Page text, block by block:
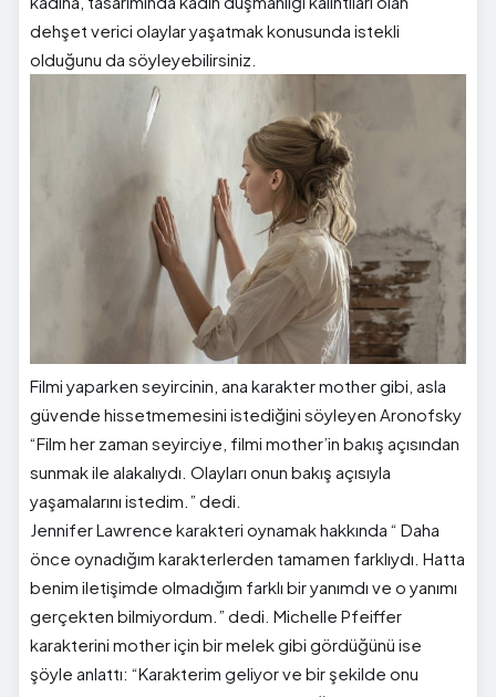
dehşet verici olaylar yaşatmak konusunda istekli
olduğunu da söyleyebilirsiniz.
Filmi yaparken seyircinin, ana karakter mother gibi, asla
güvende hissetmemesini istediğini söyleyen Aronofsky
“Film her zaman seyirciye, filmi mother’in bakış açısından
sunmak ile alakalıydı. Olayları onun bakış açısıyla
yaşamalarını istedim.” dedi.
Jennifer Lawrence karakteri oynamak hakkında “ Daha
önce oynadığım karakterlerden tamamen farklıydı. Hatta
benim iletişimde olmadığım farklı bir yanımdı ve o yanımı
gerçekten bilmiyordum.” dedi. Michelle Pfeiffer
karakterini mother için bir melek gibi gördüğünü ise
şöyle anlattı: “Karakterim geliyor ve bir şekilde onu